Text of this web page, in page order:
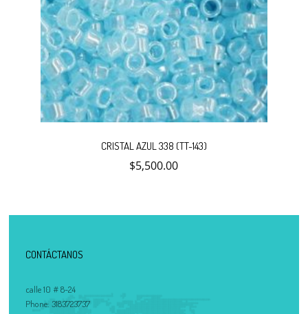
CRISTAL AZUL 338 (TT-143)
$5,500.00
CONTÁCTANOS
calle 10 # 8-24
Phone: 3183723737